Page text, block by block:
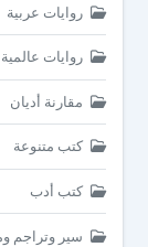
روايات عربية
روايات عالمية
مقارنة أديان
كتب متنوعة
كتب أدب
سير وتراجم